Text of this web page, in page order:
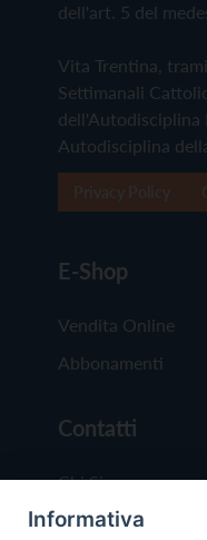
dell'art. 5 del
Vita Trentina,
Settimanali
dell'Autodisciplina
Autodisciplina
E-Shop
Vendita Online
Abbonamenti
Contatti
Chi Siamo
Redazione
Informativa